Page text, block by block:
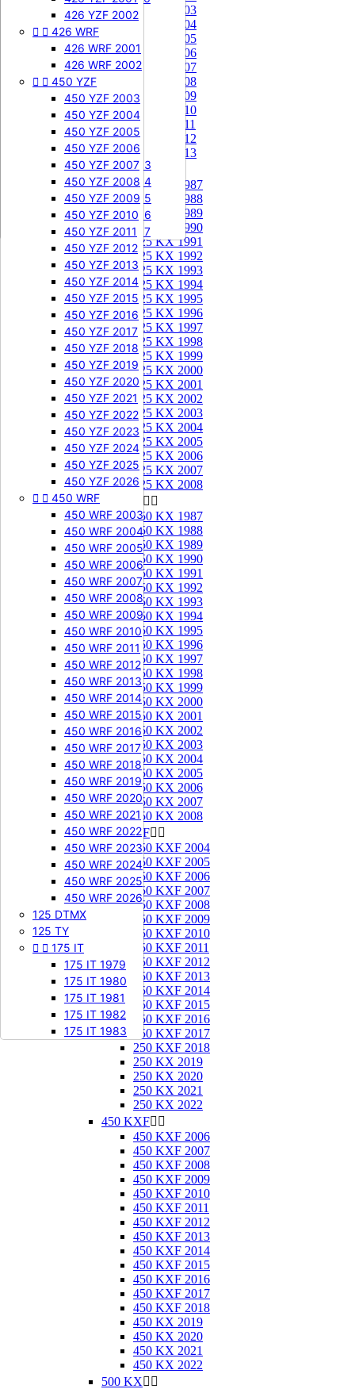
505 SXF
505 SXF 2007
505 SXF 2008
525 SXF
525 SXF 2003
525 SXF 2004
525 SXF 2005
525 SXF 2006
525 EXC-F
525 EXC-F 2003
525 EXC-F 2004
525 EXC-F 2005
525 EXC-F 2006
525 EXC-F 2007
426 YZF 2002
  426 WRF
426 WRF 2001
426 WRF 2002
  450 YZF
450 YZF 2003
450 YZF 2004
450 YZF 2005
450 YZF 2006
450 YZF 2007
450 YZF 2008
450 YZF 2009
450 YZF 2010
450 YZF 2011
450 YZF 2012
450 YZF 2013
450 YZF 2014
450 YZF 2015
450 YZF 2016
450 YZF 2017
450 YZF 2018
450 YZF 2019
450 YZF 2020
450 YZF 2021
450 YZF 2022
450 YZF 2023
450 YZF 2024
450 YZF 2025
450 YZF 2026
  450 WRF
450 WRF 2003
450 WRF 2004
450 WRF 2005
450 WRF 2006
450 WRF 2007
450 WRF 2008
450 WRF 2009
450 WRF 2010
450 WRF 2011
450 WRF 2012
450 WRF 2013
450 WRF 2014
450 WRF 2015
450 WRF 2016
450 WRF 2017
450 WRF 2018
450 WRF 2019
450 WRF 2020
450 WRF 2021
450 WRF 2022
450 WRF 2023
450 WRF 2024
450 WRF 2025
450 WRF 2026
125 DTMX
125 TY
  175 IT
175 IT 1979
175 IT 1980
175 IT 1981
175 IT 1982
175 IT 1983
85 KX 2003
85 KX 2004
85 KX 2005
85 KX 2006
85 KX 2007
85 KX 2008
85 KX 2009
85 KX 2010
85 KX 2011
85 KX 2012
85 KX 2013
125 KX 
125 KX 1987
125 KX 1988
125 KX 1989
125 KX 1990
125 KX 1991
125 KX 1992
125 KX 1993
125 KX 1994
125 KX 1995
125 KX 1996
125 KX 1997
125 KX 1998
125 KX 1999
125 KX 2000
125 KX 2001
125 KX 2002
125 KX 2003
125 KX 2004
125 KX 2005
125 KX 2006
125 KX 2007
125 KX 2008
 
250 KX 1987
250 KX 1988
250 KX 1989
250 KX 1990
250 KX 1991
250 KX 1992
250 KX 1993
250 KX 1994
250 KX 1995
250 KX 1996
250 KX 1997
250 KX 1998
250 KX 1999
250 KX 2000
250 KX 2001
250 KX 2002
250 KX 2003
250 KX 2004
250 KX 2005
250 KX 2006
250 KX 2007
250 KX 2008
250 KXF 
250 KXF 2004
250 KXF 2005
250 KXF 2006
250 KXF 2007
250 KXF 2008
250 KXF 2009
250 KXF 2010
250 KXF 2011
250 KXF 2012
250 KXF 2013
250 KXF 2014
250 KXF 2015
250 KXF 2016
250 KXF 2017
250 KXF 2018
250 KX 2019
250 KX 2020
250 KX 2021
250 KX 2022
450 KXF 
450 KXF 2006
450 KXF 2007
450 KXF 2008
450 KXF 2009
450 KXF 2010
450 KXF 2011
450 KXF 2012
450 KXF 2013
450 KXF 2014
450 KXF 2015
450 KXF 2016
450 KXF 2017
450 KXF 2018
450 KX 2019
450 KX 2020
450 KX 2021
450 KX 2022
500 KX 